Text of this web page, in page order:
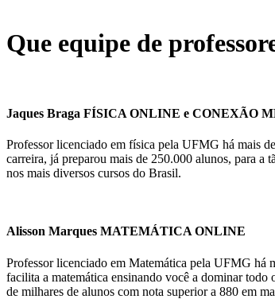
Que equipe de
Jaques Braga FÍSICA ONLINE e CONEXÃO
Professor licenciado em física pela UFMG há mais
carreira, já preparou mais de 250.000 alunos, para
nos mais diversos cursos do Brasil.
Alisson Marques MATEMÁTICA ONLINE
Professor licenciado em Matemática pela UFMG há
facilita a matemática ensinando você a dominar
de milhares de alunos com nota superior a 880 em